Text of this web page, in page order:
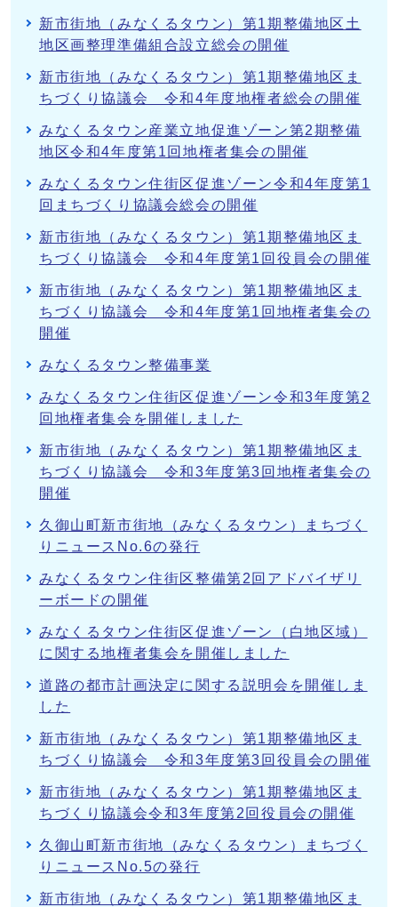
新市街地（みなくるタウン）第1期整備地区土
地区画整理準備組合設立総会の開催
新市街地（みなくるタウン）第1期整備地区ま
ちづくり協議会 令和4年度地権者総会の開催
みなくるタウン産業立地促進ゾーン第2期整備
地区令和4年度第1回地権者集会の開催
みなくるタウン住街区促進ゾーン令和4年度第1
回まちづくり協議会総会の開催
新市街地（みなくるタウン）第1期整備地区ま
ちづくり協議会 令和4年度第1回役員会の開催
新市街地（みなくるタウン）第1期整備地区ま
ちづくり協議会 令和4年度第1回地権者集会の
開催
みなくるタウン整備事業
みなくるタウン住街区促進ゾーン令和3年度第2
回地権者集会を開催しました
新市街地（みなくるタウン）第1期整備地区ま
ちづくり協議会 令和3年度第3回地権者集会の
開催
久御山町新市街地（みなくるタウン）まちづく
りニュースNo.6の発行
みなくるタウン住街区整備第2回アドバイザリ
ーボードの開催
みなくるタウン住街区促進ゾーン（白地区域）
に関する地権者集会を開催しました
道路の都市計画決定に関する説明会を開催しま
した
新市街地（みなくるタウン）第1期整備地区ま
ちづくり協議会 令和3年度第3回役員会の開催
新市街地（みなくるタウン）第1期整備地区ま
ちづくり協議会令和3年度第2回役員会の開催
久御山町新市街地（みなくるタウン）まちづく
りニュースNo.5の発行
新市街地（みなくるタウン）第1期整備地区ま